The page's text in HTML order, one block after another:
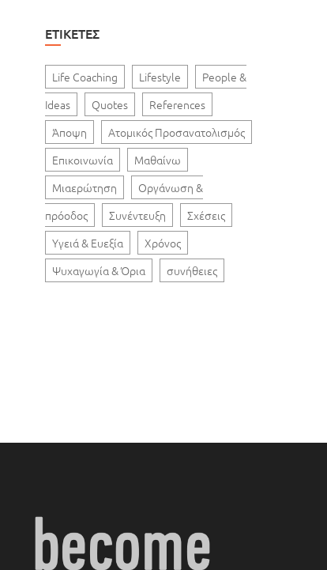
ΕΤΙΚΈΤΕΣ
Life Coaching Lifestyle
People &
Ideas
Quotes
References
Άποψη
Ατομικός Προσανατολισμός
Επικοινωνία
Μαθαίνω
Μιαερώτηση
Οργάνωση &
πρόοδος
Συνέντευξη
Σχέσεις
Υγειά & Ευεξία
Χρόνος
Ψυχαγωγία & Όρια
συνήθειες